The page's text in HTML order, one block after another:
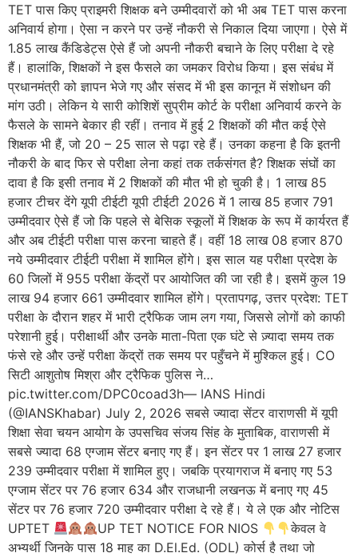
TET पास किए प्राइमरी शिक्षक बने उम्‍मीदवारों को भी अब TET पास करना
अनिवार्य होगा। ऐसा न करने पर उन्‍हें नौकरी से निकाल दिया जाएगा। ऐसे में
1.85 लाख कैंडिडेट्स ऐसे हैं जो अपनी नौकरी बचाने के लिए परीक्षा दे रहे
हैं। हालांकि, शिक्षकों ने इस फैसले का जमकर विरोध किया। इस संबंध में
प्रधानमंत्री को ज्ञापन भेजे गए और संसद में भी इस कानून में संशोधन की
मांग उठी। लेकिन ये सारी कोशिशें सुप्रीम कोर्ट के परीक्षा अनिवार्य करने के
फैसले के सामने बेकार ही रहीं। तनाव में हुई 2 शिक्षकों की मौत कई ऐसे
शिक्षक भी हैं, जो 20 – 25 साल से पढ़ा रहे हैं। उनका कहना है कि इतनी
नौकरी के बाद फिर से परीक्षा लेना कहां तक तर्कसंगत है? शिक्षक संघों का
दावा है कि इसी तनाव में 2 शिक्षकों की मौत भी हो चुकी है। 1 लाख 85
हजार टीचर देंगे यूपी टीईटी यूपी टीईटी 2026 में 1 लाख 85 हजार 791
उम्मीदवार ऐसे हैं जो कि पहले से बेसिक स्कूलों में शिक्षक के रूप में कार्यरत हैं
और अब टीईटी परीक्षा पास करना चाहते हैं। वहीं 18 लाख 08 हजार 870
नये उम्मीदवार टीईटी परीक्षा में शामिल होंगे। इस साल यह परीक्षा प्रदेश के
60 जिलों में 955 परीक्षा केंद्रों पर आयोजित की जा रही है। इसमें कुल 19
लाख 94 हजार 661 उम्मीदवार शामिल होंगे। प्रतापगढ़, उत्तर प्रदेश: TET
परीक्षा के दौरान शहर में भारी ट्रैफिक जाम लग गया, जिससे लोगों को काफी
परेशानी हुई। परीक्षार्थी और उनके माता-पिता एक घंटे से ज़्यादा समय तक
फंसे रहे और उन्हें परीक्षा केंद्रों तक समय पर पहुँचने में मुश्किल हुई। CO
सिटी आशुतोष मिश्रा और ट्रैफिक पुलिस ने…
pic.twitter.com/DPC0coad3h— IANS Hindi
(@IANSKhabar) July 2, 2026 सबसे ज्यादा सेंटर वाराणसी में यूपी
शिक्षा सेवा चयन आयोग के उपसचिव संजय सिंह के मुताबिक, वाराणसी में
सबसे ज्यादा 68 एग्जाम सेंटर बनाए गए हैं। इन सेंटर पर 1 लाख 27 हजार
239 उम्मीदवार परीक्षा में शामिल हुए। जबकि प्रयागराज में बनाए गए 53
एग्जाम सेंटर पर 76 हजार 634 और राजधानी लखनऊ में बनाए गए 45
सेंटर पर 76 हजार 720 उम्मीदवार परीक्षा दे रहे हैं। ये ले एक और नोटिस
UPTET
UP TET NOTICE FOR NIOS
केवल वे
अभ्यर्थी जिनके पास 18 माह का D.El.Ed. (ODL) कोर्स है तथा जो